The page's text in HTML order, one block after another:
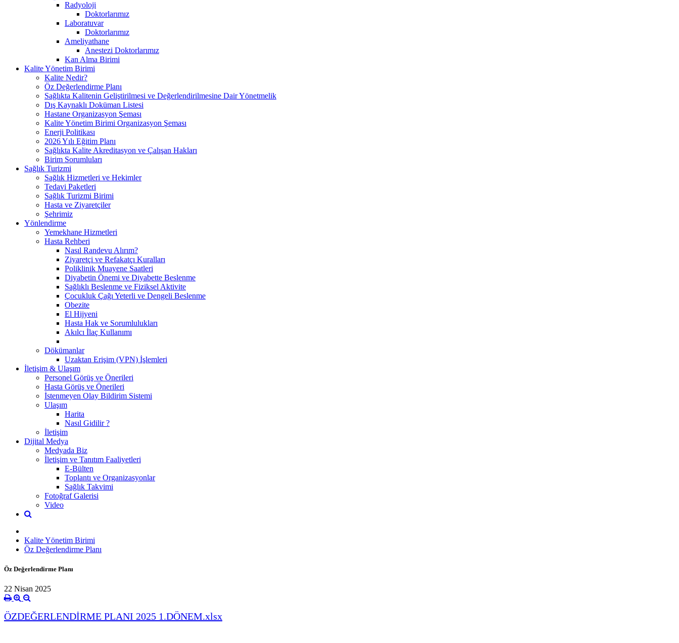
Radyoloji
Doktorlarımız
Laboratuvar
Doktorlarımız
Ameliyathane
Anestezi Doktorlarımız
Kan Alma Birimi
Kalite Yönetim Birimi
Kalite Nedir?
Öz Değerlendirme Planı
Sağlıkta Kalitenin Geliştirilmesi ve Değerlendirilmesine Dair Yönetmelik
Dış Kaynaklı Doküman Listesi
Hastane Organizasyon Şeması
Kalite Yönetim Birimi Organizasyon Şeması
Enerji Politikası
2026 Yılı Eğitim Planı
Sağlıkta Kalite Akreditasyon ve Çalışan Hakları
Birim Sorumluları
Sağlık Turizmi
Sağlık Hizmetleri ve Hekimler
Tedavi Paketleri
Sağlık Turizmi Birimi
Hasta ve Ziyaretçiler
Şehrimiz
Yönlendirme
Yemekhane Hizmetleri
Hasta Rehberi
Nasıl Randevu Alırım?
Ziyaretçi ve Refakatçı Kuralları
Poliklinik Muayene Saatleri
Diyabetin Önemi ve Diyabette Beslenme
Sağlıklı Beslenme ve Fiziksel Aktivite
Çocukluk Çağı Yeterli ve Dengeli Beslenme
Obezite
El Hijyeni
Hasta Hak ve Sorumlulukları
Akılcı İlaç Kullanımı
Dökümanlar
Uzaktan Erişim (VPN) İşlemleri
İletişim & Ulaşım
Personel Görüş ve Önerileri
Hasta Görüş ve Önerileri
İstenmeyen Olay Bildirim Sistemi
Ulaşım
Harita
Nasıl Gidilir ?
İletişim
Dijital Medya
Medyada Biz
İletişim ve Tanıtım Faaliyetleri
E-Bülten
Toplantı ve Organizasyonlar
Sağlık Takvimi
Fotoğraf Galerisi
Video
Kalite Yönetim Birimi
Öz Değerlendirme Planı
Öz Değerlendirme Planı
22 Nisan 2025
ÖZDEĞERLENDİRME PLANI 2025 1.DÖNEM.xlsx